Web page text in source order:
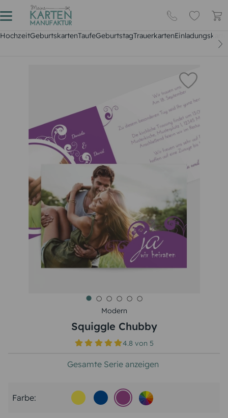
HochzeitGeburtskartenTaufeGeburtstagTrauerkarten
Modern
Squiggle Chubby
4.8 von5
Gesamte Serie anzeigen
Farbe: